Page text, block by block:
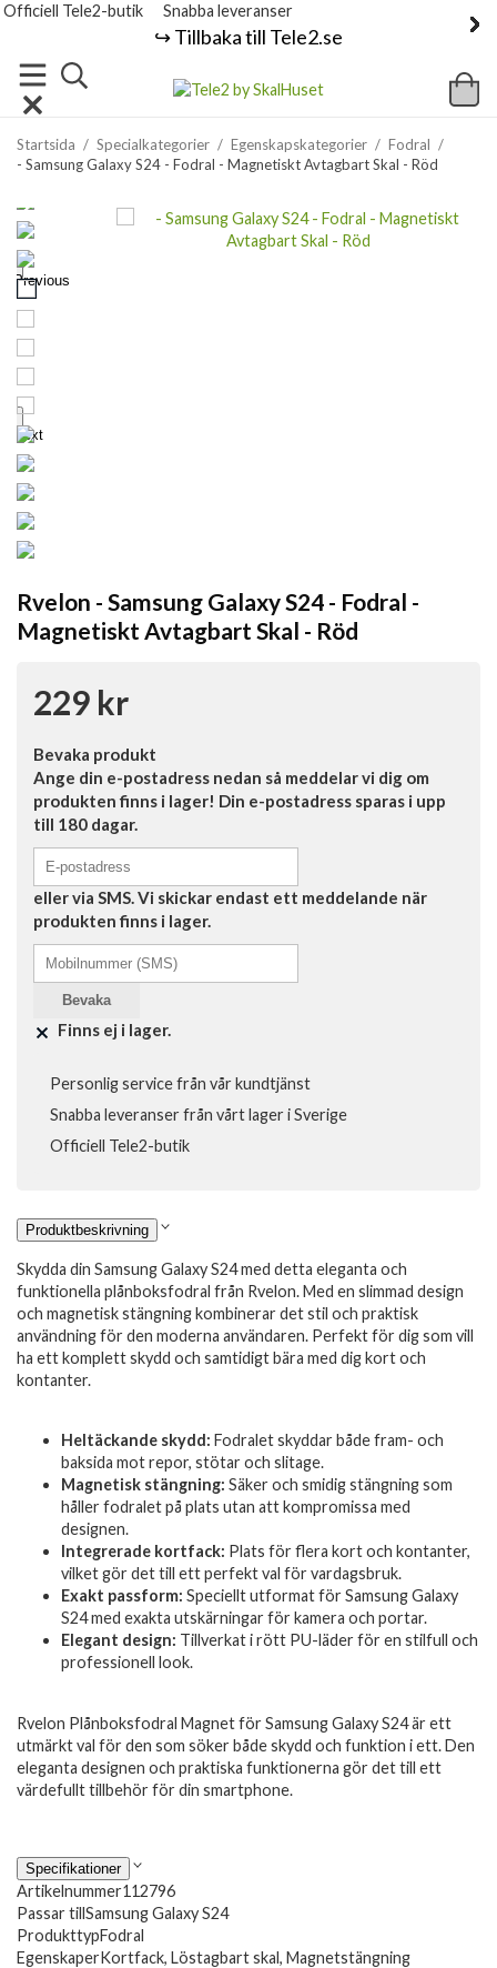
Officiell Tele2-butik Snabba leveranser
↪️ Tillbaka till Tele2.se
Startsida / Specialkategorier / Egenskapskategorier / Fodral /
- Samsung Galaxy S24 - Fodral - Magnetiskt Avtagbart Skal - Röd
Previous
Next
Rvelon - Samsung Galaxy S24 - Fodral -
Magnetiskt Avtagbart Skal - Röd
229 kr
Bevaka produkt
Ange din e-postadress nedan så meddelar vi dig om
produkten finns i lager! Din e-postadress sparas i upp
till 180 dagar.
eller via SMS. Vi skickar endast ett meddelande när
produkten finns i lager.
Bevaka
Finns ej i lager.
Personlig service från vår kundtjänst
Snabba leveranser från vårt lager i Sverige
Officiell Tele2-butik
Produktbeskrivning
Skydda din Samsung Galaxy S24 med detta eleganta och
funktionella plånboksfodral från Rvelon. Med en slimmad design
och magnetisk stängning kombinerar det stil och praktisk
användning för den moderna användaren. Perfekt för dig som vill
ha ett komplett skydd och samtidigt bära med dig kort och
kontanter.
Heltäckande skydd: Fodralet skyddar både fram- och
baksida mot repor, stötar och slitage.
Magnetisk stängning: Säker och smidig stängning som
håller fodralet på plats utan att kompromissa med
designen.
Integrerade kortfack: Plats för flera kort och kontanter,
vilket gör det till ett perfekt val för vardagsbruk.
Exakt passform: Speciellt utformat för Samsung Galaxy
S24 med exakta utskärningar för kamera och portar.
Elegant design: Tillverkat i rött PU-läder för en stilfull och
professionell look.
Rvelon Plånboksfodral Magnet för Samsung Galaxy S24 är ett
utmärkt val för den som söker både skydd och funktion i ett. Den
eleganta designen och praktiska funktionerna gör det till ett
värdefullt tillbehör för din smartphone.
Specifikationer
Artikelnummer112796
Passar tillSamsung Galaxy S24
ProdukttypFodral
EgenskaperKortfack, Löstagbart skal, Magnetstängning